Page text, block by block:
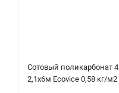
Сотовый поликарбонат
2,1х6м Ecovice 0,58 кг/м2